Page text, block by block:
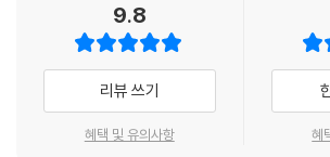
미스터리한 소원 가게와 주인 아줌마
어느 날 갑자기 아이들 앞에 등장한 소원 가게와 주
주겠다며 달콤한 제안을 하는 주인 아줌마의 말에
을 합니다. 착한 아이에게는 친절하게, 꾀를 부리는
습으로 변하는 주인 아줌마의 정체는 과연 무엇일
9.8
리뷰 쓰기
혜택 및 유의사항 혜